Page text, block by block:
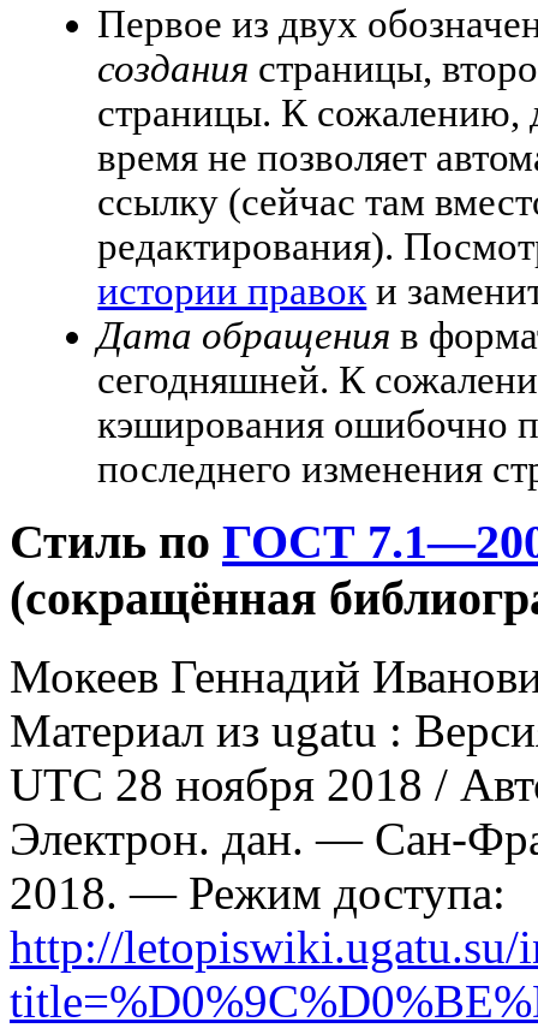
Первое из двух
создания страницы,
страницы. К
время не позволяет
ссылку (сейчас там
редактирования).
истории правок и
Дата обращения в
сегодняшней. К
кэширования ошибочно
последнего изменения
Стиль по ГОСТ
(сокращённая
Мокеев Геннадий
Материал из ugatu :
UTC 28 ноября 2018 /
Электрон. дан. — Сан-
2018. — Режим доступа:
http://letopiswiki.ugatu.su/